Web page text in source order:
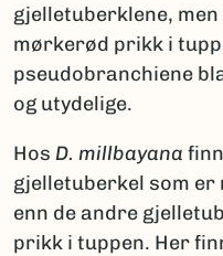
gjelletuberklene,
mørkerød prikk i
pseudobranchiene
og utydelige.
Hos D. millbayana
gjelletuberkel som er
enn de andre
prikk i tuppen. Her